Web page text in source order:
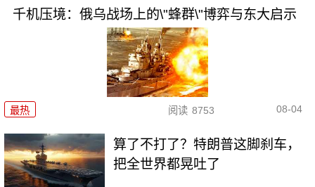
千机压境：俄乌战场上的\"蜂群\"博弈与东大启示
最热 阅读 8753 08-04
算了不打了？特朗普这脚刹车，
把全世界都晃吐了